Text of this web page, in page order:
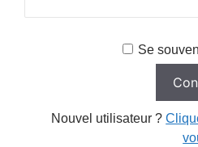
Se
Nouvel utilisateur ?